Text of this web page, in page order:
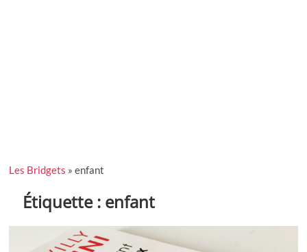
Les Bridgets »enfant
Étiquette : enfant